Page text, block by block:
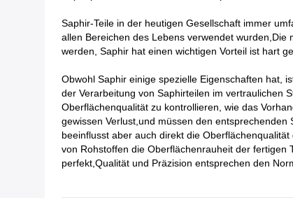
Saphir-Teile in der heutigen Gesellschaft immer
allen Bereichen des Lebens verwendet
werden, Saphir hat einen wichtigen Vorteil ist hart
Obwohl Saphir einige spezielle Eigenschaften hat,
der Verarbeitung von Saphirteilen im vertraulichen
Oberflächenqualität zu kontrollieren, wie das
gewissen Verlust,und müssen den
beeinflusst aber auch direkt die
von Rohstoffen die Oberflächenrauheit der fertigen
perfekt,Qualität und Präzision entsprechen den